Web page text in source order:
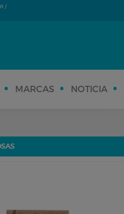
/
MARCAS NOTICIA